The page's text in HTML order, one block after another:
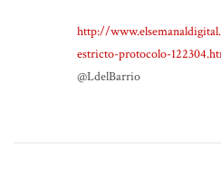
http://
estricto-protocolo-
@LdelBarrio